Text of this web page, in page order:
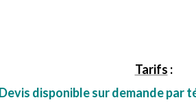
Tarifs :
disponible sur demande par